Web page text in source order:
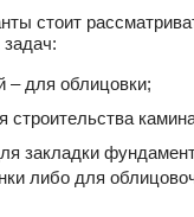
стоит
– для облицовки;
закладки
либо для